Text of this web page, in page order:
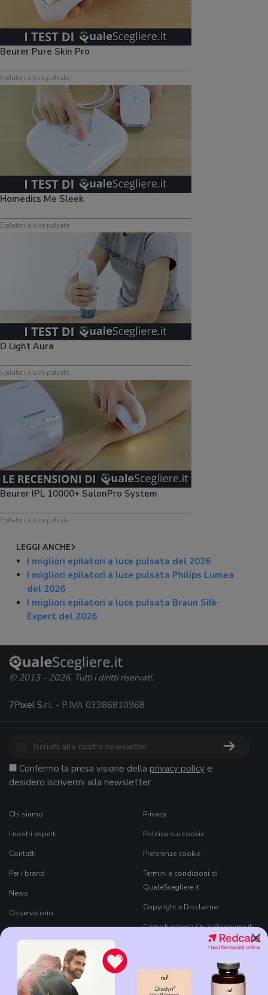
Beurer Pure Skin Pro
Epilatori a luce pulsata
Homedics Me Sleek
Epilatori a luce pulsata
D Light Aura
Epilatori a luce pulsata
Beurer IPL 10000+ SalonPro System
Epilatori a luce pulsata
LEGGI ANCHE
I migliori epilatori a luce pulsata del 2026
I migliori epilatori a luce pulsata Philips Lumea
del 2026
I migliori epilatori a luce pulsata Braun Silk-
Expert del 2026
×
© 2013 - 2026. Tutti i diritti riservati.
7Pixel S.r.l. - P.IVA 03386810968
Confermo la presa visione della privacy policy e
desidero iscrivermi alla newsletter
Chi siamo
I nostri esperti
Contatti
Per i brand
News
Osservatorio
Black Friday 2026
Privacy
Politica sui cookie
Preferenze cookie
Termini e condizioni di
QualeScegliere.it
Copyright e Disclaimer
Come funziona QualeScegliere.it